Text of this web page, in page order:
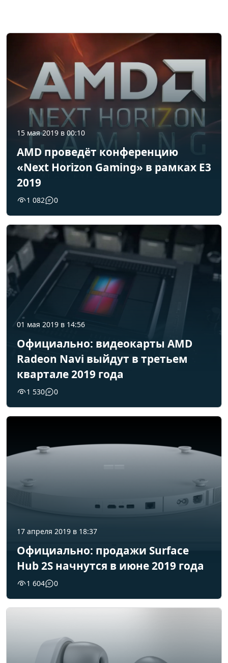
15 мая 2019 в 00:10
AMD проведёт конференцию
«Next Horizon Gaming» в рамках E3
2019
1 082 0
01 мая 2019 в 14:56
Официально: видеокарты AMD
Radeon Navi выйдут в третьем
квартале 2019 года
1 530 0
17 апреля 2019 в 18:37
Официально: продажи Surface
Hub 2S начнутся в июне 2019 года
1 604 0